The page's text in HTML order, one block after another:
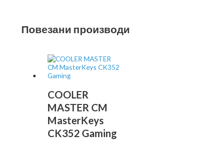
Повезани производи
COOLER
MASTER CM
MasterKeys
CK352 Gaming